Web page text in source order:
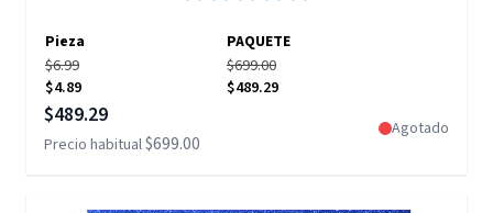
Pieza
PAQUETE
$6.99
$4.89
$699.00
$489.29
Precio especial
$489.29
Precio habitual$699.00
Agotado